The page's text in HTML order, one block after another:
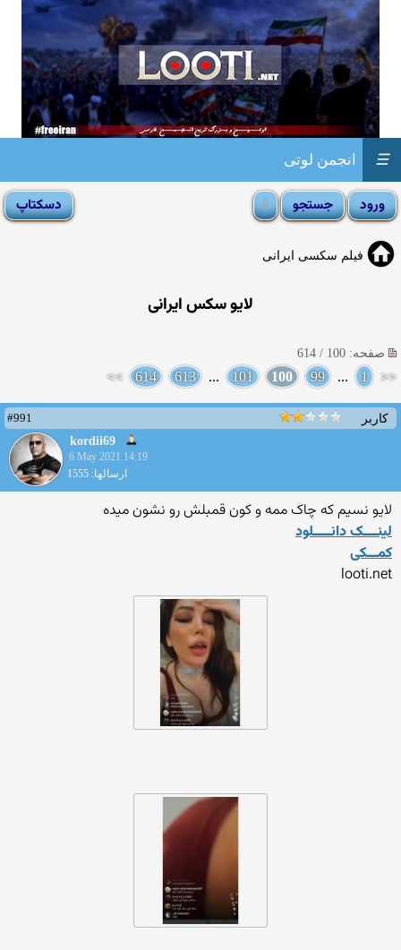
انجمن لوتی ☰
فیلم سکسی ایرانی
لایو سکس ایرانی
صفحه: 100 / 614
<<
1
...
99
100
101
...
613
614
>>
کاربر
#991
kordii69
6 May 2021 14:19
ارسالها: 1555
لایو نسیم که چاک ممه و کون قمبلش رو نشون میده
لینــــک دانـــــلود
کمـــکی
looti.net